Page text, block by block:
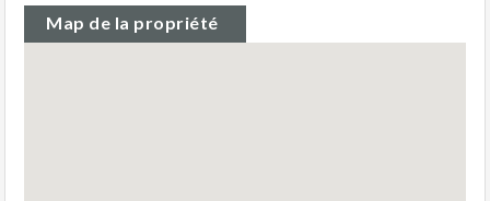
Map de la propriété